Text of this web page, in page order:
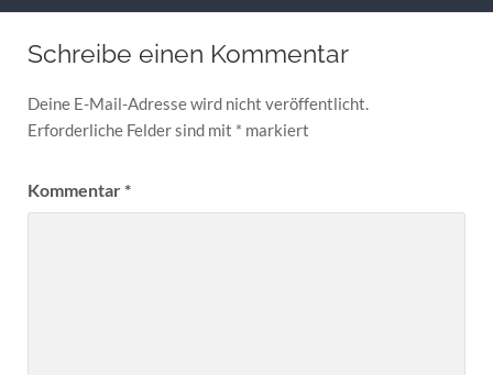
Schreibe einen Kommentar
Deine E-Mail-Adresse wird nicht veröffentlicht.
Erforderliche Felder sind mit * markiert
Kommentar*